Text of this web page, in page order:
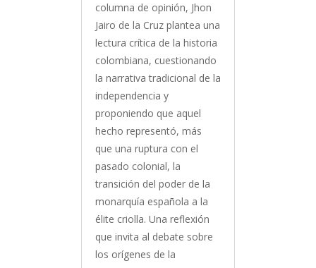
columna de opinión, Jhon
Jairo de la Cruz plantea una
lectura crítica de la historia
colombiana, cuestionando
la narrativa tradicional de la
independencia y
proponiendo que aquel
hecho representó, más
que una ruptura con el
pasado colonial, la
transición del poder de la
monarquía española a la
élite criolla. Una reflexión
que invita al debate sobre
los orígenes de la